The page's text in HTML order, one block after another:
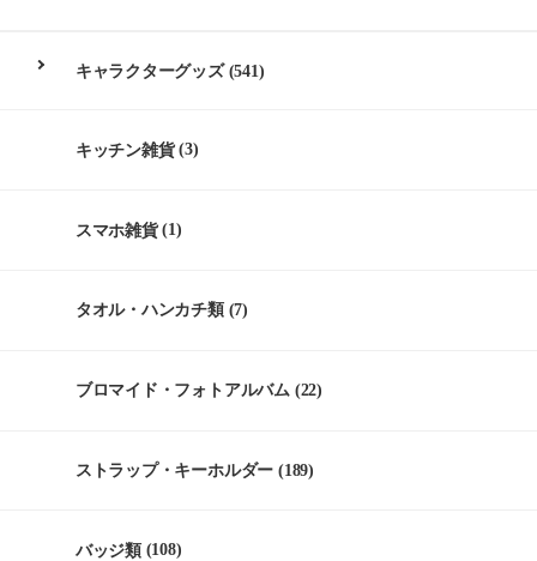
キャラクターグッズ(541)
キッチン雑貨(3)
スマホ雑貨(1)
タオル・ハンカチ類(7)
ブロマイド・フォトアルバム (22)
ストラップ・キーホルダー (189)
バッジ類(108)